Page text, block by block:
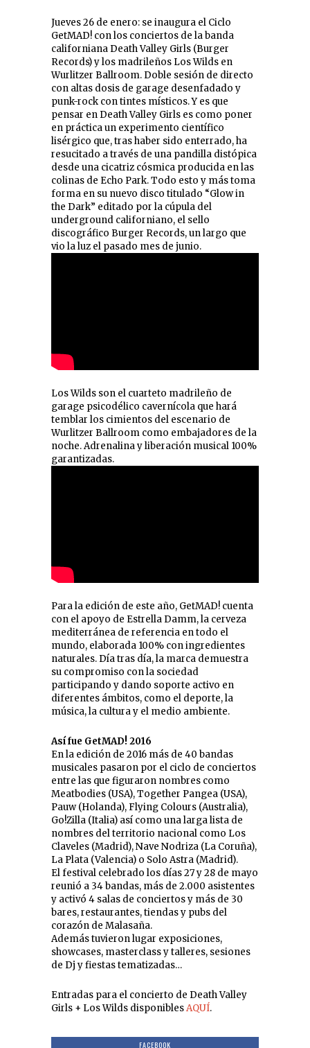
Jueves 26 de enero: se inaugura el Ciclo
GetMAD! con los conciertos de la banda
californiana Death Valley Girls (Burger
Records) y los madrileños Los Wilds en
Wurlitzer Ballroom. Doble sesión de directo
con altas dosis de garage desenfadado y
punk-rock con tintes místicos. Y es que
pensar en Death Valley Girls es como poner
en práctica un experimento científico
lisérgico que, tras haber sido enterrado, ha
resucitado a través de una pandilla distópica
desde una cicatriz cósmica producida en las
colinas de Echo Park. Todo esto y más toma
forma en su nuevo disco titulado “Glow in
the Dark” editado por la cúpula del
underground californiano, el sello
discográfico Burger Records, un largo que
vio la luz el pasado mes de junio.
Los Wilds son el cuarteto madrileño de
garage psicodélico cavernícola que hará
temblar los cimientos del escenario de
Wurlitzer Ballroom como embajadores de la
noche. Adrenalina y liberación musical 100%
garantizadas.
Para la edición de este año, GetMAD! cuenta
con el apoyo de Estrella Damm, la cerveza
mediterránea de referencia en todo el
mundo, elaborada 100% con ingredientes
naturales. Día tras día, la marca demuestra
su compromiso con la sociedad
participando y dando soporte activo en
diferentes ámbitos, como el deporte, la
música, la cultura y el medio ambiente.
Así fue GetMAD! 2016
En la edición de 2016 más de 40 bandas
musicales pasaron por el ciclo de conciertos
entre las que figuraron nombres como
Meatbodies (USA), Together Pangea (USA),
Pauw (Holanda), Flying Colours (Australia),
Go!Zilla (Italia) así como una larga lista de
nombres del territorio nacional como Los
Claveles (Madrid), Nave Nodriza (La Coruña),
La Plata (Valencia) o Solo Astra (Madrid).
El festival celebrado los días 27 y 28 de mayo
reunió a 34 bandas, más de 2.000 asistentes
y activó 4 salas de conciertos y más de 30
bares, restaurantes, tiendas y pubs del
corazón de Malasaña.
Además tuvieron lugar exposiciones,
showcases, masterclass y talleres, sesiones
de Dj y fiestas tematizadas…
Entradas para el concierto de Death Valley
Girls + Los Wilds disponiblesAQUÍ.
FACEBOOK